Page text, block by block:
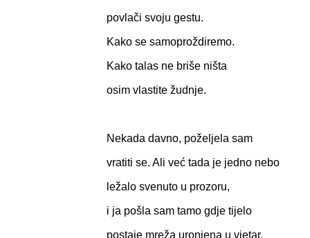
povlači svoju gestu.
Kako se samoproždiremo.
Kako talas ne briše ništa
osim vlastite žudnje.
Nekada davno, poželjela sam
vratiti se. Ali već tada je jedno nebo
ležalo svenuto u prozoru,
i ja pošla sam tamo gdje tijelo
postaje mreža uronjena u vjetar.